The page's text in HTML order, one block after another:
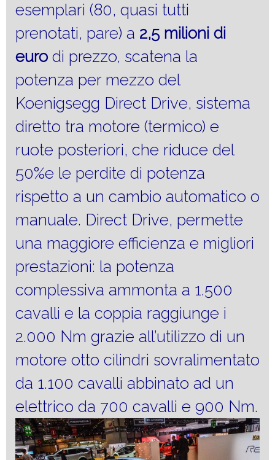
esemplari (80, quasi tutti
prenotati, pare) a 2,5 milioni di
euro di prezzo, scatena la
potenza per mezzo del
Koenigsegg Direct Drive, sistema
diretto tra motore (termico) e
ruote posteriori, che riduce del
50%e le perdite di potenza
rispetto a un cambio automatico o
manuale. Direct Drive, permette
una maggiore efficienza e migliori
prestazioni: la potenza
complessiva ammonta a 1.500
cavalli e la coppia raggiunge i
2.000 Nm grazie all’utilizzo di un
motore otto cilindri sovralimentato
da 1.100 cavalli abbinato ad un
elettrico da 700 cavalli e 900 Nm.